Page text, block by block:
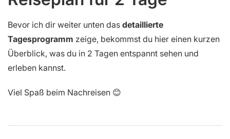
Bevor ich dir weiter unten das detaillierte
Tagesprogramm zeige, bekommst du hier einen kurzen
Überblick, was du in 2 Tagen entspannt sehen und
erleben kannst.
Viel Spaß beim Nachreisen 😊